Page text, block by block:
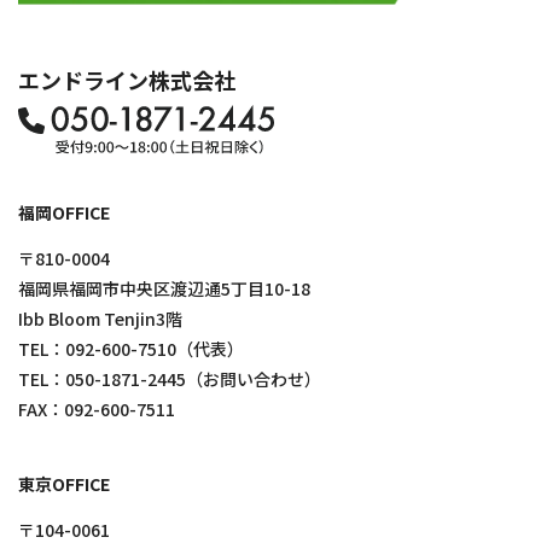
エンドライン株式会社
福岡OFFICE
〒810-0004
福岡県福岡市中央区渡辺通5丁目10-18
Ibb Bloom Tenjin3階
TEL： 092-600-7510 （代表）
TEL： 050-1871-2445 （お問い合わせ）
FAX：092-600-7511
東京OFFICE
〒104-0061